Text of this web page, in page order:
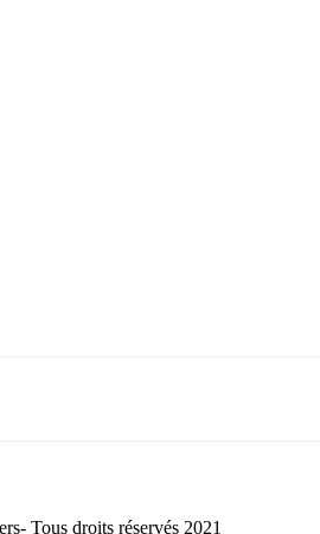
Tous droits réservés 2021